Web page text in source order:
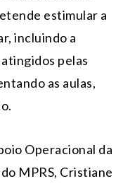
estimular a
incluindo a
pelas
as aulas,
Operacional da
MPRS, Cristiane